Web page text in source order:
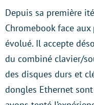
Depuis sa première
Chromebook face
évolué. Il accepte
du combiné clavier/
des disques durs et
dongles Ethernet